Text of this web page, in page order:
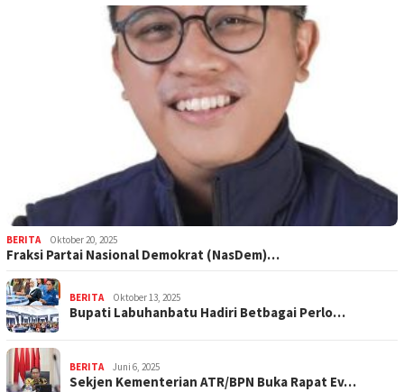
BERITA Oktober 20, 2025
Fraksi Partai Nasional Demokrat (NasDem)…
BERITA Oktober 13, 2025
Bupati Labuhanbatu Hadiri Betbagai Perlo…
BERITA Juni 6, 2025
Sekjen Kementerian ATR/BPN Buka Rapat Ev…